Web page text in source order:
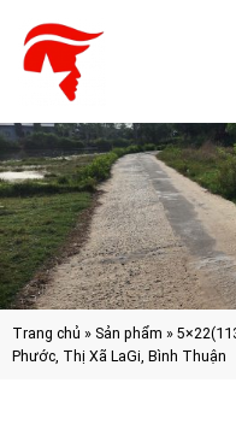
Trang chủ » Sản phẩm »
Phước, Thị Xã LaGi, Bình Thuận